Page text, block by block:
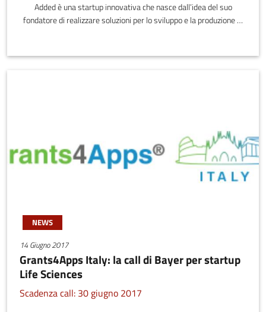
Added è una startup innovativa che nasce dall’idea del suo
fondatore di realizzare soluzioni per lo sviluppo e la produzione di
l'industria per la progettazione e la realizzazione di componenti
NEWS
14 Giugno 2017
Grants4Apps Italy: la call di Bayer per startup
Life Sciences
Scadenza call: 30 giugno 2017